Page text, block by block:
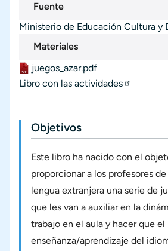
Fuente
Ministerio de Educación Cultura y
Materiales
Materiales
Documento
juegos_azar.pdf
Materiales externos
Libro con las actividades
Objetivos
Este libro ha nacido con el
proporcionar a los profesores
lengua extranjera una serie de
que les van a auxiliar en la
trabajo en el aula y hacer que el
enseñanza/aprendizaje del